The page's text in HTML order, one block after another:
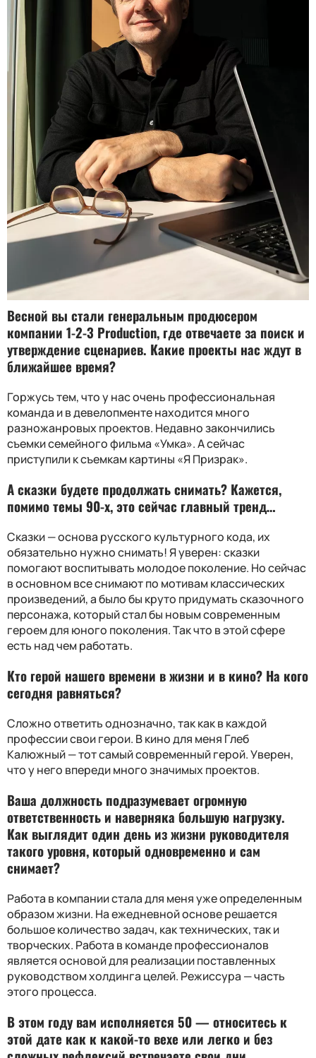
Весной вы стали генеральным продюсером
компании 1-2-3 Production, где отвечаете за поиск и
утверждение сценариев. Какие проекты нас ждут в
ближайшее время?
Горжусь тем, что у нас очень профессиональная
команда и в девелопменте находится много
разножанровых проектов. Недавно закончились
съемки семейного фильма «Умка». А сейчас
приступили к съемкам картины «Я Призрак».
А сказки будете продолжать снимать? Кажется,
помимо темы 90-х, это сейчас главный тренд…
Сказки — основа русского культурного кода, их
обязательно нужно снимать! Я уверен: сказки
помогают воспитывать молодое поколение. Но сейчас
в основном все снимают по мотивам классических
произведений, а было бы круто придумать сказочного
персонажа, который стал бы новым современным
героем для юного поколения. Так что в этой сфере
есть над чем работать.
Кто герой нашего времени в жизни и в кино? На кого
сегодня равняться?
Сложно ответить однозначно, так как в каждой
профессии свои герои. В кино для меня Глеб
Калюжный — тот самый современный герой. Уверен,
что у него впереди много значимых проектов.
Ваша должность подразумевает огромную
ответственность и наверняка большую нагрузку.
Как выглядит один день из жизни руководителя
такого уровня, который одновременно и сам
снимает?
Работа в компании стала для меня уже определенным
образом жизни. На ежедневной основе решается
большое количество задач, как технических, так и
творческих. Работа в команде профессионалов
является основой для реализации поставленных
руководством холдинга целей. Режиссура — часть
этого процесса.
В этом году вам исполняется 50 — относитесь к
этой дате как к какой-то вехе или легко и без